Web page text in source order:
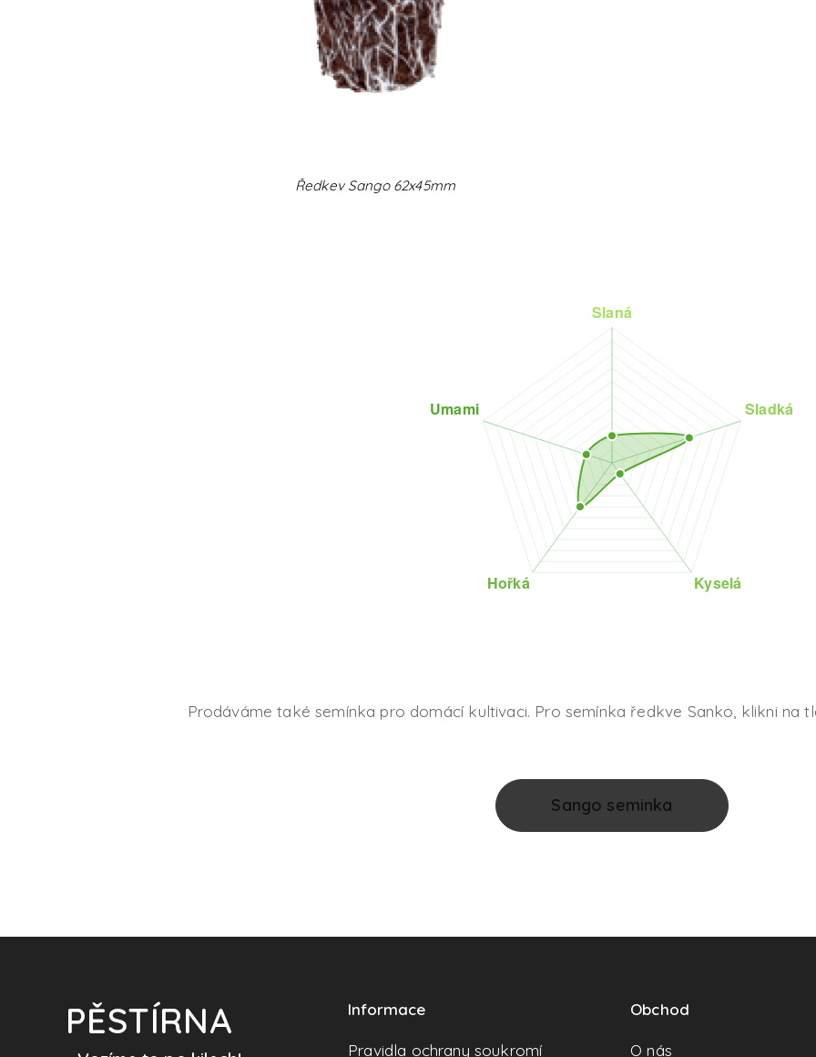
Ředkev Sango 62x45mm
Prodáváme také semínka pro domácí kultivaci. Pro semínka ředkve Sanko, klikni na
Sango seminka
PĚSTÍRNA Informace
Pravidla ochrany soukromí
Obchod
O nás